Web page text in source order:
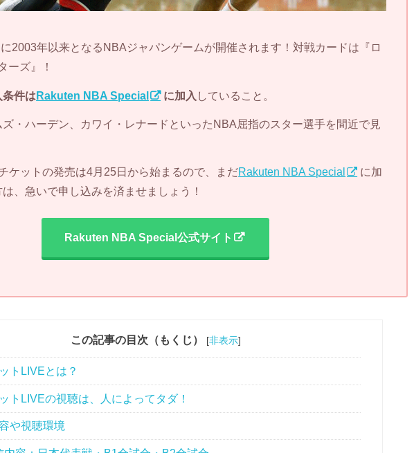
2003年以来となるNBAジャパンゲームが開催されます！対戦カードは『ロ
ーズ』！
件はRakuten NBA Special に加入 していること。
ズ・ハーデン、カワイ・レナードといったNBA屈指のスター選手を間近で見
ケットの発売は4月25日から始まるので、まだRakuten NBA Special
に加
、急いで申し込みを済ませましょう！
Rakuten NBA Special公式サイト
この記事の目次（もくじ） [非表示]
トLIVEとは？
トLIVEの視聴は、人によってタダ！
や視聴環境